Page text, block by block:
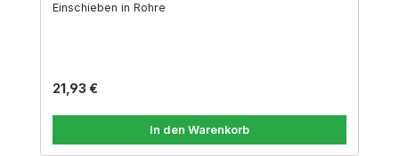
Einschieben in Rohre
Regulärer Preis:
21,93 €
In den Warenkorb